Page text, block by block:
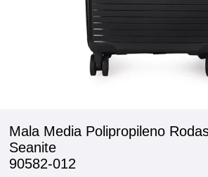
Mala Media Polipropileno
Seanite
90582-012